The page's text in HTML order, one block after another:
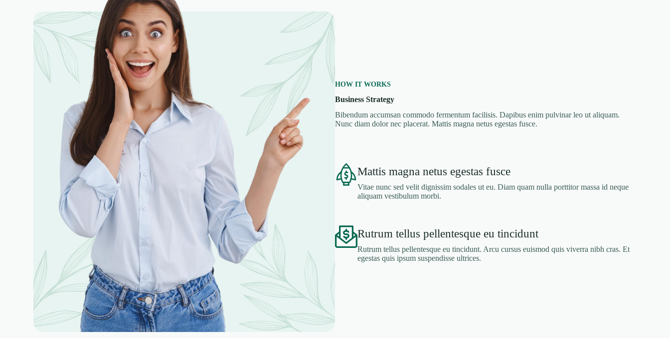
HOW IT WORKS
Business Strategy
Bibendum accumsan commodo fermentum facilisis. Dapibus enim pulvinar leo ut aliquam.
Nunc diam dolor nec placerat. Mattis magna netus egestas fusce.
Mattis magna netus egestas fusce
Vitae nunc sed velit dignissim sodales ut eu. Diam quam nulla porttitor massa id neque
aliquam vestibulum morbi.
Rutrum tellus pellentesque eu tincidunt
Rutrum tellus pellentesque eu tincidunt. Arcu cursus euismod quis viverra nibh cras. Et
egestas quis ipsum suspendisse ultrices.